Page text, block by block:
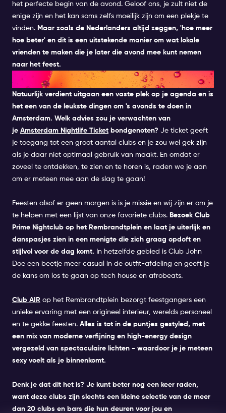
het perfecte begin van de avond. Geloof ons, je zult niet de
enige zijn en het kan soms zelfs moeilijk zijn om een plekje te
vinden. Maar zoals de Nederlanders altijd zeggen, 'hoe meer
hoe beter' en dit is een uitstekende manier om wat lokale
vrienden te maken die je later die avond mee kunt nemen
naar het feest.
NAAR DE CLUB
Natuurlijk verdient uitgaan een vaste plek op je agenda en is
het een van de leukste dingen om 's avonds te doen in
Amsterdam. Welk advies zou je verwachten van
je Amsterdam Nightlife Ticket bondgenoten? Je ticket geeft
je toegang tot een groot aantal clubs en je zou wel gek zijn
als je daar niet optimaal gebruik van maakt. En omdat er
zoveel te ontdekken, te zien en te horen is, raden we je aan
om er meteen mee aan de slag te gaan!
Feesten alsof er geen morgen is is je missie en wij zijn er om je
te helpen met een lijst van onze favoriete clubs. Bezoek Club
Prime Nightclub op het Rembrandtplein en laat je uiterlijk en
danspasjes zien in een menigte die zich graag opdoft en
stijlvol voor de dag komt.
In hetzelfde gebied is Club John
Doe een beetje meer casual in de outfit-afdeling en geeft je
de kans om los te gaan op tech house en afrobeats.
Club AIR op het Rembrandtplein bezorgt feestgangers een
unieke ervaring met een origineel interieur, werelds personeel
en te gekke feesten. Alles is tot in de puntjes gestyled, met
een mix van moderne verfijning en high-energy design
vergezeld van spectaculaire lichten - waardoor je je meteen
sexy voelt als je binnenkomt.
Denk je dat dit het is? Je kunt beter nog een keer raden,
want deze clubs zijn slechts een kleine selectie van de meer
dan 20 clubs en bars die hun deuren voor jou en